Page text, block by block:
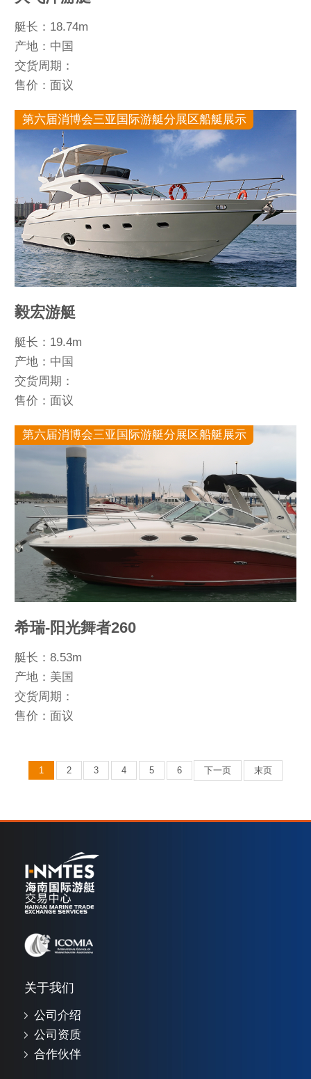
艇长：18.74m
产地：中国
交货周期：
售价：面议
第六届消博会三亚国际游艇分展区船艇展示
毅宏游艇
艇长：19.4m
产地：中国
交货周期：
售价：面议
第六届消博会三亚国际游艇分展区船艇展示
希瑞-阳光舞者260
艇长：8.53m
产地：美国
交货周期：
售价：面议
1 2 3 4 5 6 下一页 末页
关于我们
公司介绍
公司资质
合作伙伴